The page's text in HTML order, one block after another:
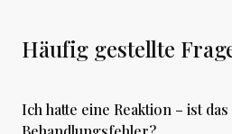
Häufig gestellte
Ich hatte eine Reaktion – ist